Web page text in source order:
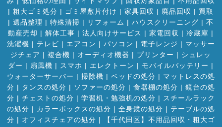
| 粗大ゴミ処分 | ゴミ屋敷片付け | 家具回収 | 廃品回収 | 買取
| 遺品整理 | 特殊清掃 | リフォーム | ハウスクリーニング | 不
動産売却 | 解体工事 | 法人向けサービス | 家電回収 | 冷蔵庫 |
洗濯機 | テレビ | エアコン | パソコン | 電子レンジ | マッサー
ジチェア | 複合機 | オーディオ機器 | プリンター | シュレッ
ダー | 扇風機 | スマホ | エレクトーン | モバイルバッテリー |
ウォーターサーバー | 掃除機 | ベッドの処分 | マットレスの処
分 | タンスの処分 | ソファーの処分 | 食器棚の処分 | 鏡台の処
分 | チェストの処分 | 学習机・勉強机の処分 | スチールラック
の処分 | カラーボックスの処分 | 全身鏡の処分 | テーブルの処
分 | オフィスチェアの処分 |
【千代田区】不用品回収・粗大ゴ